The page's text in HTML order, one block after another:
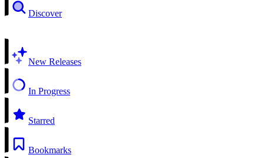
Discover
New Releases
In Progress
Starred
Bookmarks